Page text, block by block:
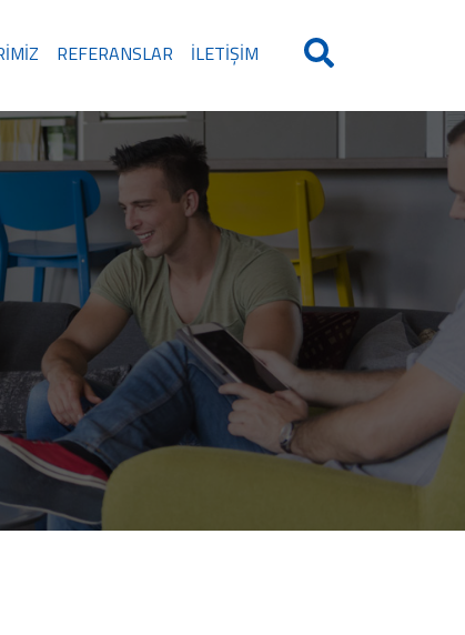
REFERANSLAR İLETIŞIM